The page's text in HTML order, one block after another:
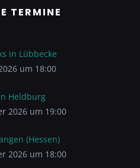
TERMINE
in Lübbecke
um 18:00
Heldburg
2026 um 19:00
(Hessen)
2026 um 18:00